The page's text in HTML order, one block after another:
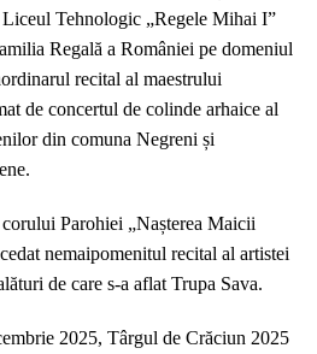
Tehnologic „Regele Mihai I”
Regală a României pe domeniul
recital al maestrului
de concertul de colinde arhaice al
din comuna Negreni și
Parohiei „Nașterea Maicii
nemaipomenitul recital al artistei
de care s-a aflat Trupa Sava.
2025, Târgul de Crăciun 2025